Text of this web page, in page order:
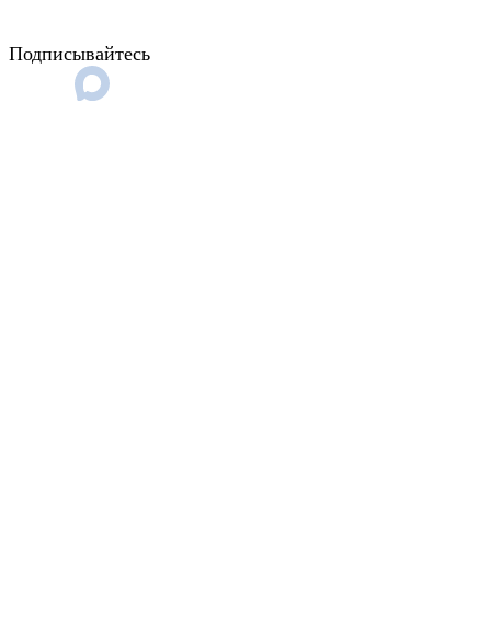
Подписывайтесь